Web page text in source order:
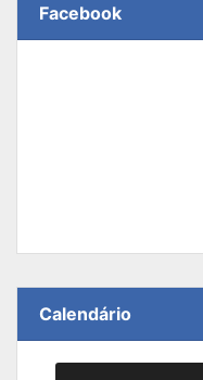
Facebook
Calendário